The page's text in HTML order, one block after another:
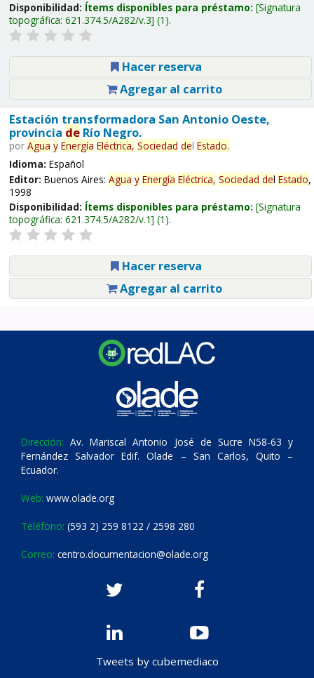
Disponibilidad: Ítems disponibles para préstamo: Signatura
topográfica: 621.374.5/A282/v.3 (1).
Hacer reserva
Agregar al carrito
Estación transformadora San Antonio Oeste,
provincia deRío Negro.
por Agua y Energía Eléctrica, Sociedad del Estado.
Idioma: Español
Editor: Buenos Aires: Agua y Energía Eléctrica, Sociedad del Estado,
1998
Disponibilidad: Ítems disponibles para préstamo: Signatura
topográfica: 621.374.5/A282/v.1 (1).
Hacer reserva
Agregar al carrito
Dirección: Av. Mariscal Antonio José de Sucre N58-63 y
Fernández Salvador Edif. Olade – San Carlos, Quito –
Ecuador.
Web: www.olade.org
Teléfono: (593 2) 259 8122 / 2598 280
Correo: centro.documentacion@olade.org
Tweets by cubemediaco